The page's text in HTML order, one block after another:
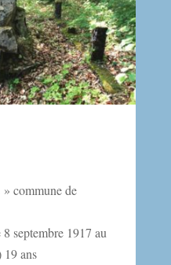
commune de
septembre 1917 au
19 ans